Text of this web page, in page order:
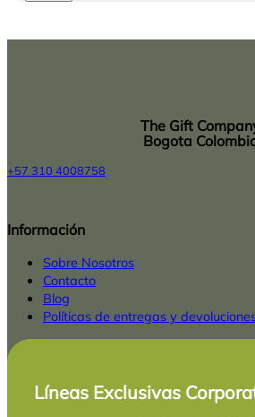
The Gift
Bogota
+57 310 4008758
Rated
2025-
Información
Sobre Nosotros
Contacto
Blog
Políticas de entregas y
Líneas Exclusivas